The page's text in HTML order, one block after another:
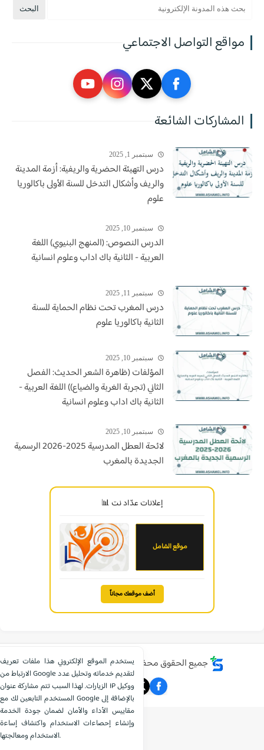
مواقع التواصل الاجتماعي
المشاركات الشائعة
سبتمبر 1, 2025
درس التهيئة الحضرية والريفية: أزمة المدينة
والريف وأشكال التدخل للسنة الأولى باكالوريا
علوم
سبتمبر 10, 2025
الدرس النصوص: (المنهج البنيوي) اللغة
العربية - الثانية باك اداب وعلوم انسانية
سبتمبر 11, 2025
درس المغرب تحت نظام الحماية للسنة
الثانية باكالوريا علوم
سبتمبر 10, 2025
المؤلفات (ظاهرة الشعر الحديث: الفصل
الثاني (تجربة الغربة والضياع)) اللغة العربية -
الثانية باك اداب وعلوم انسانية
سبتمبر 10, 2025
لائحة العطل المدرسية 2025-2026 الرسمية
الجديدة بالمغرب
إعلانات عدّاد نت 📊
موقع الشامل
أضف موقعك مجاناً
جميع الحقوق محفوظة ©موقع الشامل التعليمي
يستخدم الموقع الإلكتروني هذا ملفات تعريف
الارتباط من Google لتقديم خدماته وتحليل عدد
الزيارات. لهذا السبب تتم مشاركة عنوان IP ووكيل
المستخدم التابعين لك مع Google بالإضافة إلى
مقاييس الأداء والأمان لضمان جودة الخدمة
وإنشاء إحصاءات الاستخدام واكتشاف إساءة